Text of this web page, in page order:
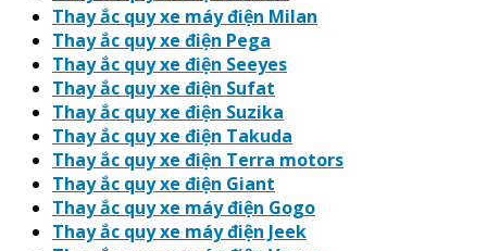
Thay ắc quy xe máy điện Milan
Thay ắc quy xe điện Pega
Thay ắc quy xe điện Seeyes
Thay ắc quy xe điện Sufat
Thay ắc quy xe điện Suzika
Thay ắc quy xe điện Takuda
Thay ắc quy xe điện Terra motors
Thay ắc quy xe điện Giant
Thay ắc quy xe máy điện Gogo
Thay ắc quy xe máy điện Jeek